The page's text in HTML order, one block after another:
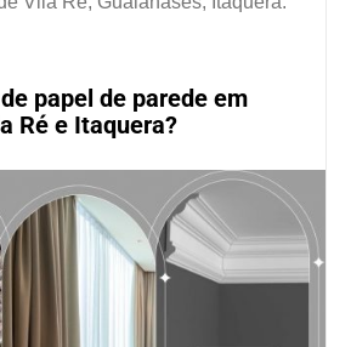
papel de parede em
Ré e Itaquera?